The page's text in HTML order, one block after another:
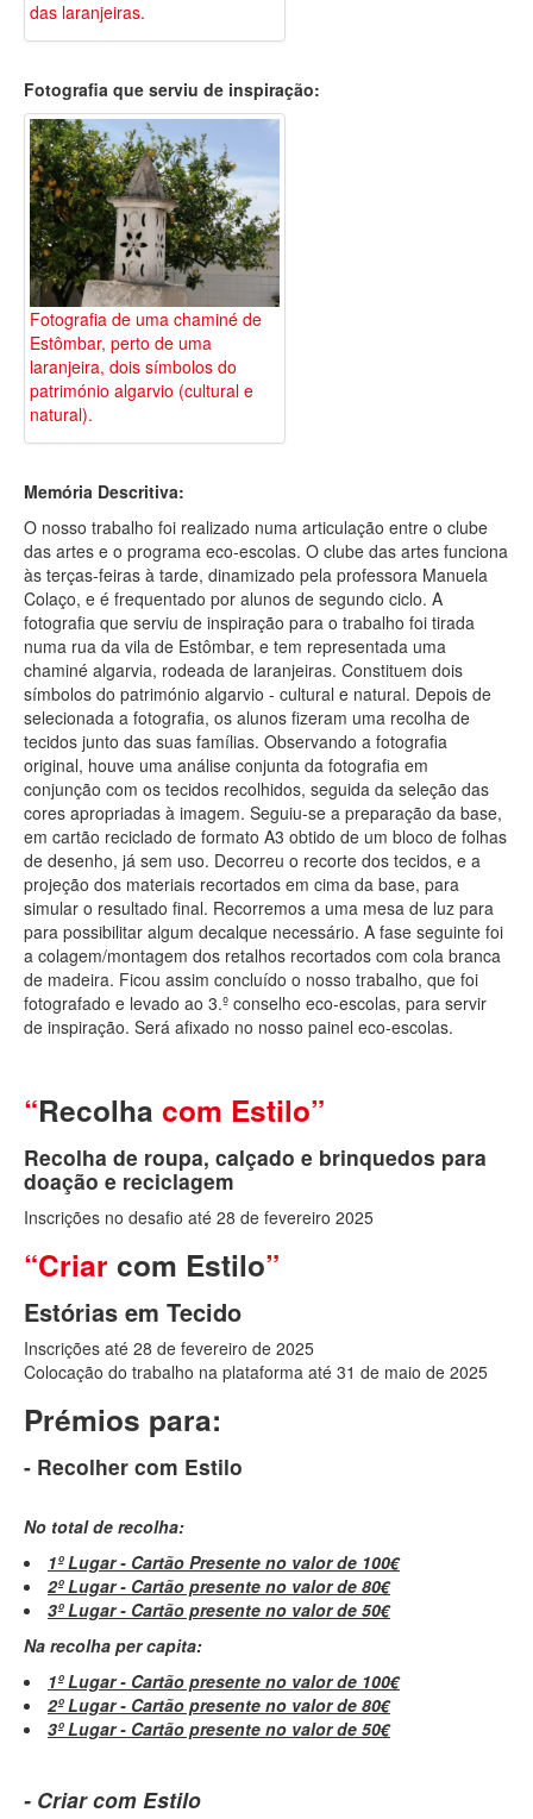
das laranjeiras.
Fotografia que serviu de inspiração:
Fotografia de uma chaminé de
Estômbar, perto de uma
laranjeira, dois símbolos do
património algarvio (cultural e
natural).
Memória Descritiva:
O nosso trabalho foi realizado numa articulação entre o clube
das artes e o programa eco-escolas. O clube das artes funciona
às terças-feiras à tarde, dinamizado pela professora Manuela
Colaço, e é frequentado por alunos de segundo ciclo. A
fotografia que serviu de inspiração para o trabalho foi tirada
numa rua da vila de Estômbar, e tem representada uma
chaminé algarvia, rodeada de laranjeiras. Constituem dois
símbolos do património algarvio - cultural e natural. Depois de
selecionada a fotografia, os alunos fizeram uma recolha de
tecidos junto das suas famílias. Observando a fotografia
original, houve uma análise conjunta da fotografia em
conjunção com os tecidos recolhidos, seguida da seleção das
cores apropriadas à imagem. Seguiu-se a preparação da base,
em cartão reciclado de formato A3 obtido de um bloco de folhas
de desenho, já sem uso. Decorreu o recorte dos tecidos, e a
projeção dos materiais recortados em cima da base, para
simular o resultado final. Recorremos a uma mesa de luz para
para possibilitar algum decalque necessário. A fase seguinte foi
a colagem/montagem dos retalhos recortados com cola branca
de madeira. Ficou assim concluído o nosso trabalho, que foi
fotografado e levado ao 3.º conselho eco-escolas, para servir
de inspiração. Será afixado no nosso painel eco-escolas.
“Recolha com Estilo”
Recolha de roupa, calçado e brinquedos para
doação e reciclagem
Inscrições no desafio até 28 de fevereiro 2025
“Criar com Estilo”
Estórias em Tecido
Inscrições até 28 de fevereiro de 2025
Colocação do trabalho na plataforma até 31 de maio de 2025
Prémios para:
- Recolher com Estilo
No total de recolha:
1º Lugar - Cartão Presente no valor de 100€
2º Lugar - Cartão presente no valor de 80€
3º Lugar - Cartão presente no valor de 50€
Na recolha per capita:
1º Lugar - Cartão presente no valor de 100€
2º Lugar - Cartão presente no valor de 80€
3º Lugar - Cartão presente no valor de 50€
- Criar com Estilo